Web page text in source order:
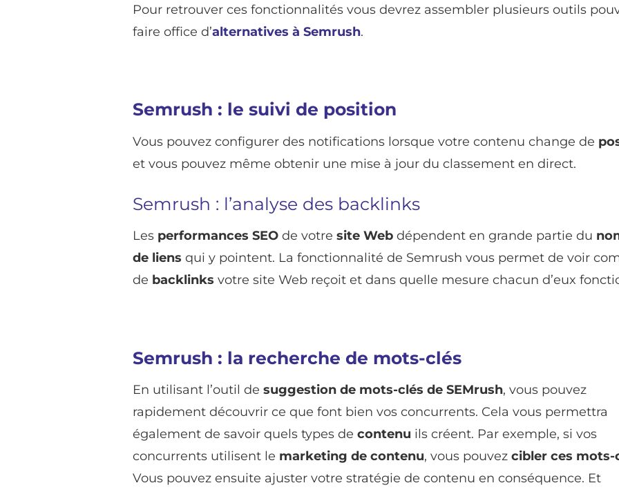
Pour retrouver ces fonctionnalités vous devrez assembler plusieurs outils
faire office d’alternatives à Semrush.
Semrush : le suivi de position
Vous pouvez configurer des notifications lorsque votre contenu change de
et vous pouvez même obtenir une mise à jour du classement en direct.
Semrush : l’analyse des backlinks
Les performances SEO de votre site Web dépendent en grande partie du
de liens qui y pointent. La fonctionnalité de Semrush vous permet de voir
de backlinks votre site Web reçoit et dans quelle mesure chacun d’eux
Semrush : la recherche de mots-clés
En utilisant l’outil de suggestion de mots-clés de SEMrush, vous pouvez
rapidement découvrir ce que font bien vos concurrents. Cela vous permettra
également de savoir quels types de contenu ils créent. Par exemple, si vos
concurrents utilisent le marketing de contenu, vous pouvez cibler ces mots-
Vous pouvez ensuite ajuster votre stratégie de contenu en conséquence. Et